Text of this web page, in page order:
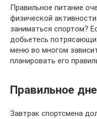
Правильное питание
физической
заниматься спортом?
добьетесь
меню во многом
планировать его
Правильное
Завтрак спортсмена